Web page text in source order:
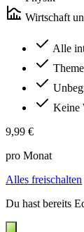
Wirtschaft
Alle
Keine
9,99 €
pro Monat
Alles freischalten
Du hast bereits